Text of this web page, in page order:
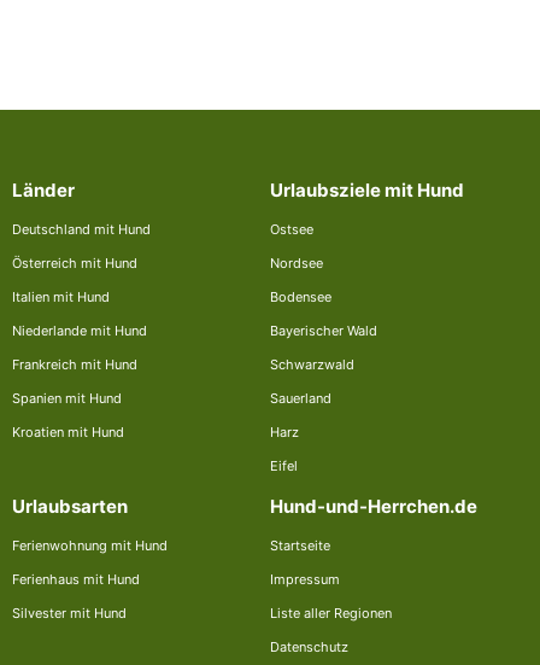
Länder
Deutschland mit Hund
Österreich mit Hund
Italien mit Hund
Niederlande mit Hund
Frankreich mit Hund
Spanien mit Hund
Kroatien mit Hund
Urlaubsziele mit Hund
Ostsee
Nordsee
Bodensee
Bayerischer Wald
Schwarzwald
Sauerland
Harz
Eifel
Urlaubsarten
Ferienwohnung mit Hund
Ferienhaus mit Hund
Silvester mit Hund
Hund-und-Herrchen.de
Startseite
Impressum
Liste aller Regionen
Datenschutz